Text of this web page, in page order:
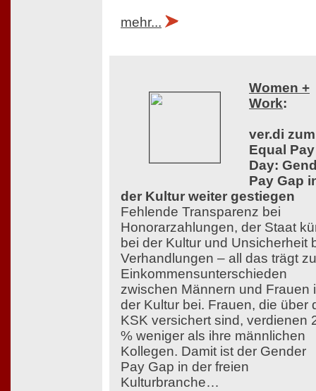
mehr...
Women +
Work:
ver.di zum
Equal Pay
Day:
Pay Gap
der Kultur weiter gestiegen
Fehlende Transparenz bei
Honorarzahlungen, der Staat
bei der Kultur und Unsicherheit
Verhandlungen – all das trägt zu
Einkommensunterschieden
zwischen Männern und Frauen
der Kultur bei. Frauen, die über
KSK versichert sind, verdienen
% weniger als ihre männlichen
Kollegen. Damit ist der Gender
Pay Gap in der freien
Kulturbranche…